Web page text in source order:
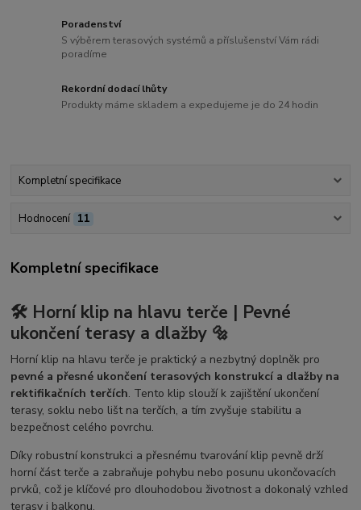
Poradenství
S výběrem terasových systémů a příslušenství Vám rádi
poradíme
Rekordní dodací lhůty
Produkty máme skladem a expedujeme je do 24 hodin
Kompletní specifikace
Hodnocení 11
Kompletní specifikace
🛠️ Horní klip na hlavu terče | Pevné
ukončení terasy a dlažby 🔩
Horní klip na hlavu terče je praktický a nezbytný doplněk pro
pevné a přesné ukončení terasových konstrukcí a dlažby na
rektifikačních terčích. Tento klip slouží k zajištění ukončení
terasy, soklu nebo lišt na terčích, a tím zvyšuje stabilitu a
bezpečnost celého povrchu.
Díky robustní konstrukci a přesnému tvarování klip pevně drží
horní část terče a zabraňuje pohybu nebo posunu ukončovacích
prvků, což je klíčové pro dlouhodobou životnost a dokonalý vzhled
terasy i balkonu.